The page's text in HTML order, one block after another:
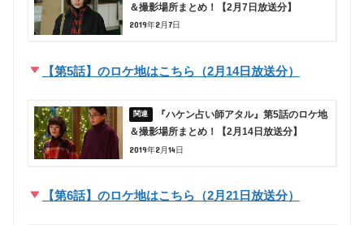
＆撮影場所まとめ！【2月7日放送分】
2019年2月7日
【第5話】のロケ地はこちら（2月14日放送分）
『ハケン占い師アタル』第5話のロケ地
＆撮影場所まとめ！【2月14日放送分】
2019年2月14日
【第6話】のロケ地はこちら（2月21日放送分）